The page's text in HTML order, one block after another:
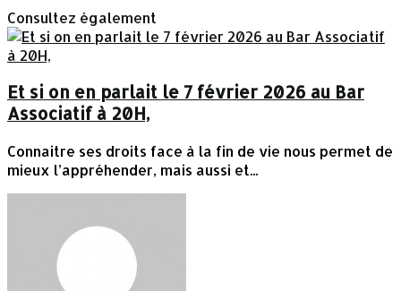
Consultez également
Et si on en parlait le 7 février 2026 au Bar
Associatif à 20H,
Connaitre ses droits face à la fin de vie nous permet de
mieux l’appréhender, mais aussi et...